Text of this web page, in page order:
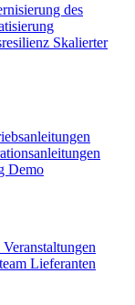
des
Skalierter
Demo
Veranstaltungen
Lieferanten